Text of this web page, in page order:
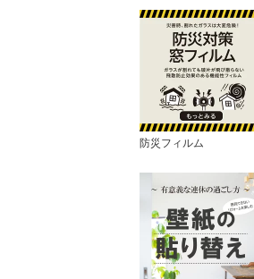
防災フィルム